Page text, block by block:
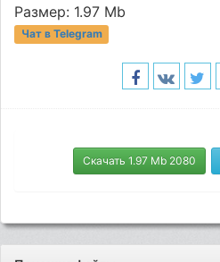
Размер: 1.97 Mb
Чат в Telegram
Скачать 1.97 Mb 2080